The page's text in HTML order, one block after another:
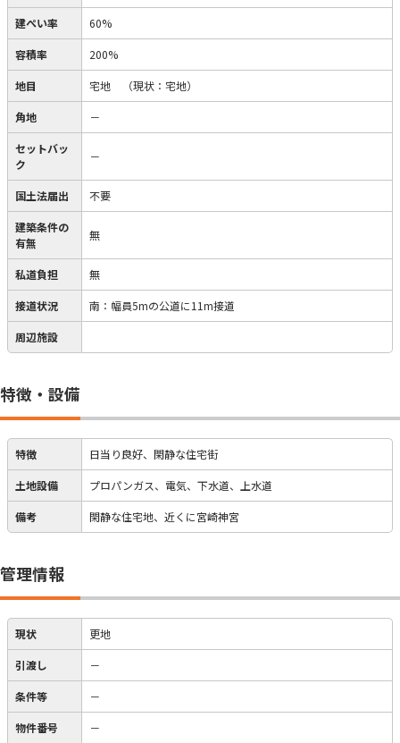
建ぺい率 60%
容積率 200%
地目 宅地 （現状：宅地）
角地 －
セットバッ
ク
－
国土法届出 不要
建築条件の
有無
無
私道負担 無
接道状況 南：幅員5mの公道に11m接道
周辺施設
特徴・設備
特徴 日当り良好、閑静な住宅街
土地設備 プロパンガス、電気、下水道、上水道
備考 閑静な住宅地、近くに宮崎神宮
管理情報
現状 更地
引渡し －
条件等 －
物件番号 －